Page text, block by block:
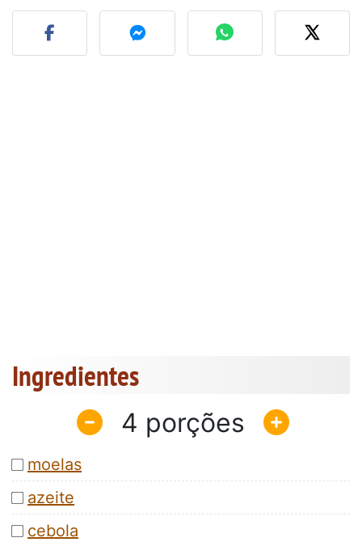
Fez esta receita?
Ingredientes
4
moelas
azeite
cebola